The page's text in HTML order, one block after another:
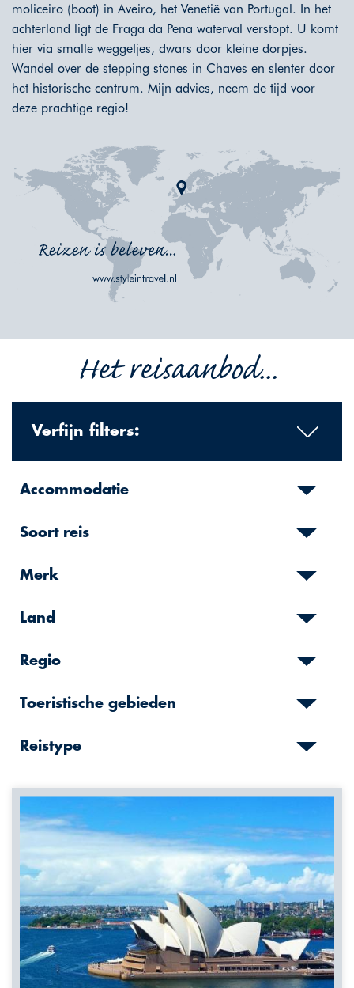
moliceiro (boot) in Aveiro, het Venetië van Portugal. In het
achterland ligt de Fraga da Pena waterval verstopt. U komt
hier via smalle weggetjes, dwars door kleine dorpjes.
Wandel over de stepping stones in Chaves en slenter door
het historische centrum. Mijn advies, neem de tijd voor
deze prachtige regio!
Het reisaanbod...
Verfijn filters:
Accommodatie
Soort reis
Merk
Land
Regio
Toeristische gebieden
Reistype